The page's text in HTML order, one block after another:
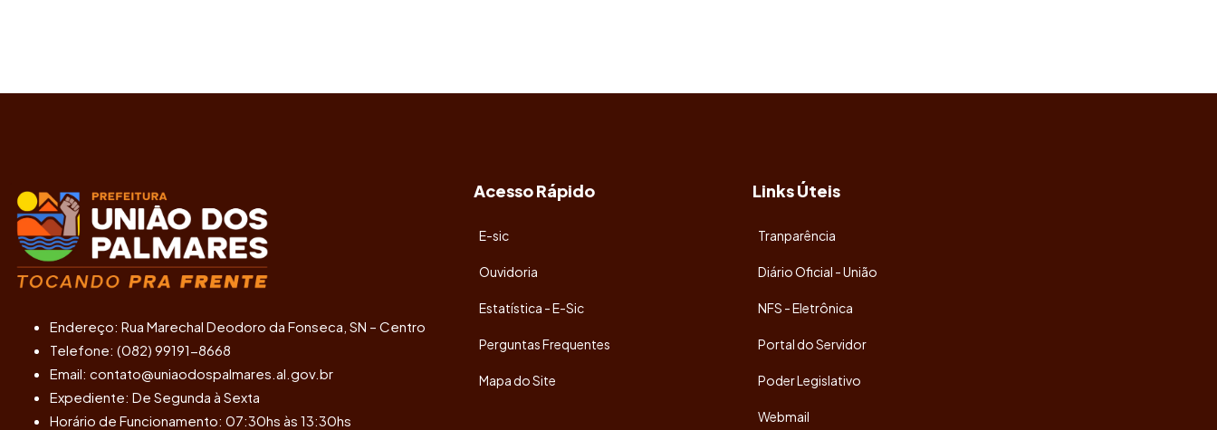
Endereço: Rua Marechal Deodoro da Fonseca, SN – Centro
Telefone: (082) 99191-8668
Email: contato@uniaodospalmares.al.gov.br
Expediente: De Segunda à Sexta
Horário de Funcionamento: 07:30hs às 13:30hs
Acesso Rápido
E-sic
Ouvidoria
Estatística - E-Sic
Perguntas Frequentes
Mapa do Site
Links Úteis
Tranparência
Diário Oficial - União
NFS - Eletrônica
Portal do Servidor
Poder Legislativo
Webmail